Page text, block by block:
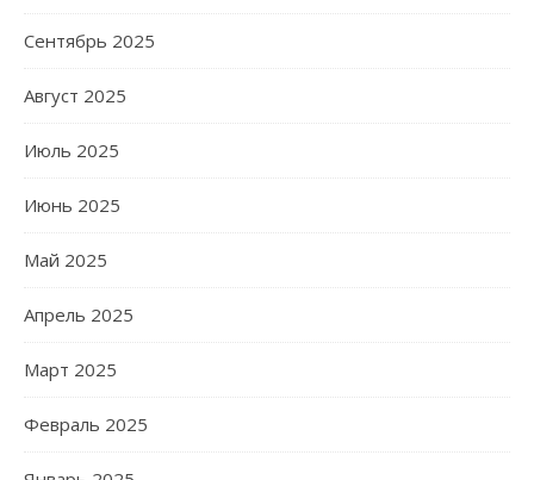
Сентябрь 2025
Август 2025
Июль 2025
Июнь 2025
Май 2025
Апрель 2025
Март 2025
Февраль 2025